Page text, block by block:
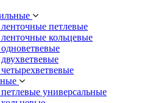
петлевые
кольцевые
универсальные